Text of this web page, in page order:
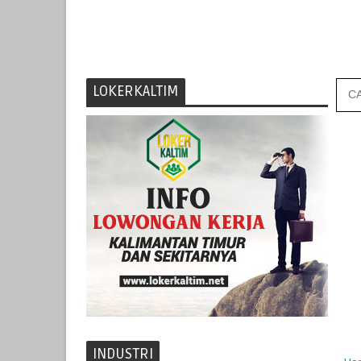
LOKERKALTIM
INDUSTRI